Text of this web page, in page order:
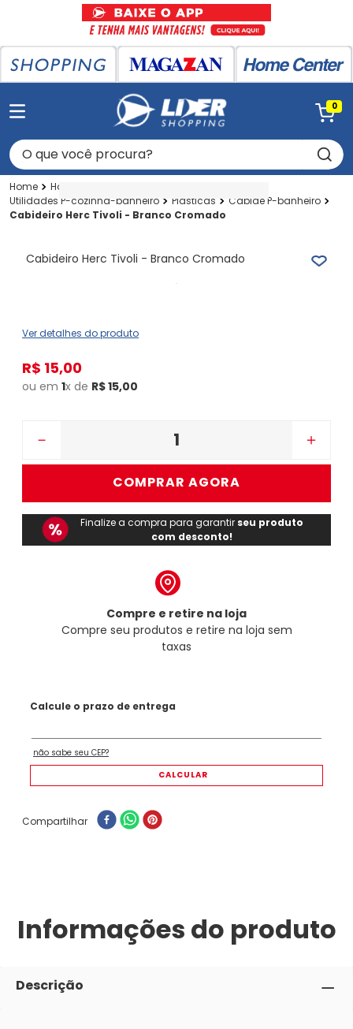
0
O que você procura?
Home Center
Utilidades P-cozinha-banheiro
Plasticas
Cabide P-banheiro
Cabideiro Herc Tivoli - Branco Cromado
Cabideiro Herc Tivoli - Branco Cromado
Ver detalhes do produto
R$ 15,00
ou em 1x de R$15,00
＋
－
COMPRAR AGORA
Finalize a compra para garantir seu produto
com desconto!
Compre e retire na loja
Compre seu produtos e retire na loja sem
taxas
Compartilhar
Informações do produto
Descrição